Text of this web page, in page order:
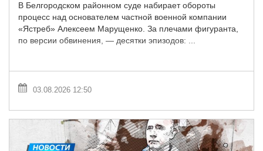
В Белгородском районном суде набирает обороты
процесс над основателем частной военной компании
«Ястреб» Алексеем Марущенко. За плечами фигуранта,
по версии обвинения, — десятки эпизодов: ...
03.08.2026 12:50